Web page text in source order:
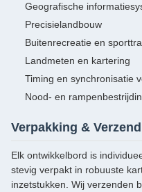
Geografische
Precisielandbouw
Buitenrecreatie en
Landmeten en kartering
Timing en synchronisatie
Nood- en
Verpakking &
Elk ontwikkelbord is
stevig verpakt in robuuste
inzetstukken. Wij verzenden